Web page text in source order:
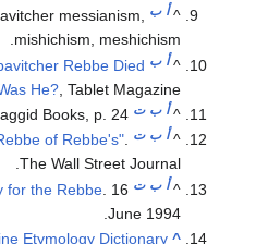
^أ ب messianism,
mishichism, meshichism.
^أ ب Rebbe Died
He? , Tablet Magazine
^أ ب ت Books, p. 24
^أ ب ت of Rebbe's".
The Wall Street Journal.
^أ ب ت for the Rebbe . 16
June 1994.
^
Etymology Dictionary